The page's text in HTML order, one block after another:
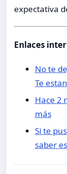
expectativa
Enlaces
No te
Te
Hace 2
más
Si te
saber